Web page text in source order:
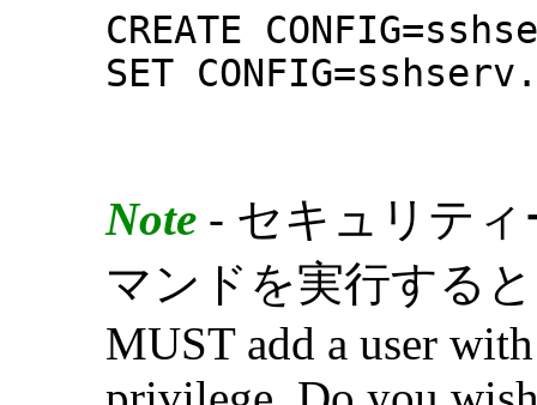
CREATE
SET
Note - セキュリテ
マンドを実行する
MUST add a user